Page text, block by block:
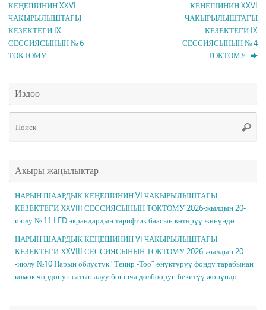
КЕҢЕШИНИН XXVI
ЧАКЫРЫЛЫШТАГЫ
КЕЗЕКТЕГИ IX
СЕССИЯСЫНЫН № 6
ТОКТОМУ
КЕҢЕШИНИН XXVI
ЧАКЫРЫЛЫШТАГЫ
КЕЗЕКТЕГИ IX
СЕССИЯСЫНЫН № 4
ТОКТОМУ
Издөө
Поиск
Акыры жаңылыктар
НАРЫН ШААРДЫК КЕҢЕШИНИН VI ЧАКЫРЫЛЫШТАГЫ
КЕЗЕКТЕГИ ХXVIII СЕССИЯСЫНЫН ТОКТОМУ 2026-жылдын 20-
июлу № 11 LED экрандардын тарифтик баасын көтөрүү жөнүндө
НАРЫН ШААРДЫК КЕҢЕШИНИН VI ЧАКЫРЫЛЫШТАГЫ
КЕЗЕКТЕГИ ХXVIII СЕССИЯСЫНЫН ТОКТОМУ 2026-жылдын 20
-июлу №10 Нарын облустук “Теңир -Тоо” өнүктүрүү фонду тарабынан
көмөк чордонун сатып алуу боюнча долбоорун бекитүү жөнүндө